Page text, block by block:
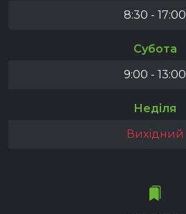
8:30 - 17:00
Субота
9:00 - 13:00
Неділя
Вихідний